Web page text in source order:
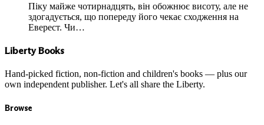
Піку майже чотирнадцять, він обожнює висоту, але не
здогадується, що попереду його чекає сходження на
Еверест. Чи…
Liberty Books
Hand-picked fiction, non-fiction and children's books — plus our
own independent publisher. Let's all share the Liberty.
Browse